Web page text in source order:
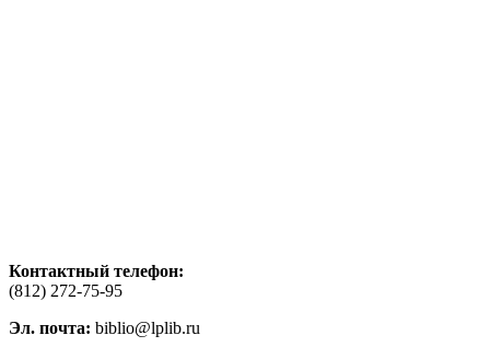
Контактный телефон:
(812) 272-75-95
Эл. почта: biblio@lplib.ru